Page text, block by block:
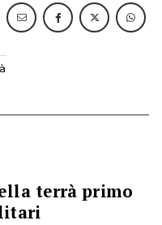
terrà primo